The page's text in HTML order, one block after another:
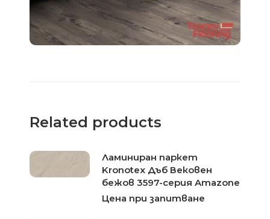
Related products
Ламиниран паркет
Kronotex Дъб Вековен
бежов 3597-серия Amazone
Цена при запитване